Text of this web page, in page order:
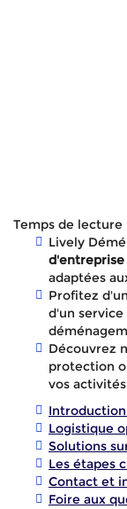
Temps de lecture
Lively
d'entreprise
adaptées
Profitez
d'un
Découvrez
protection
vos
Logistique
Solutions
Les étapes
Contact et
Foire aux